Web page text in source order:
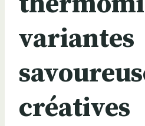
variantes
créatives